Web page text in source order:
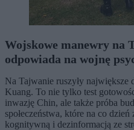
Wojskowe manewry na
odpowiada na wojnę
Na Tajwanie ruszyły
Kuang. To nie tylko test
inwazję Chin, ale także próba
społeczeństwa, które na co
kognitywną i dezinformacją ze